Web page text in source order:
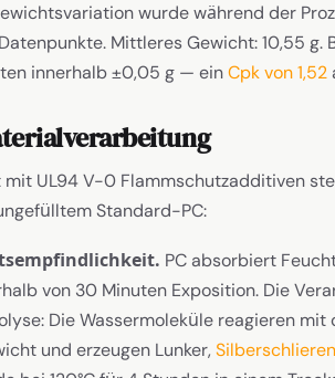
wurde während der
Mittleres Gewicht: 10,55 g.
innerhalb ±0,05 g — einCpk von 1,52
mit UL94 V-0 Flammschutzadditiven
Standard-PC:
PC absorbiert
von 30 Minuten Exposition. Die
Die Wassermoleküle reagieren
und erzeugen Lunker,Silberschlieren